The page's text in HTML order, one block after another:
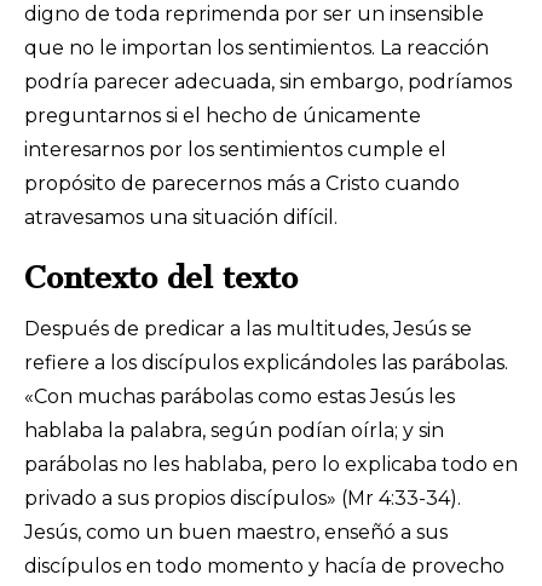
digno de toda reprimenda por ser un insensible
que no le importan los sentimientos. La reacción
podría parecer adecuada, sin embargo, podríamos
preguntarnos si el hecho de únicamente
interesarnos por los sentimientos cumple el
propósito de parecernos más a Cristo cuando
atravesamos una situación difícil.
Contexto del texto
Después de predicar a las multitudes, Jesús se
refiere a los discípulos explicándoles las parábolas.
«Con muchas parábolas como estas Jesús les
hablaba la palabra, según podían oírla; y sin
parábolas no les hablaba, pero lo explicaba todo en
privado a sus propios discípulos» (Mr 4:33-34).
Jesús, como un buen maestro, enseñó a sus
discípulos en todo momento y hacía de provecho